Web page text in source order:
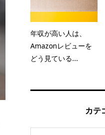
年収が高い人は、
Amazonレビューを
どう見ている...
カテ